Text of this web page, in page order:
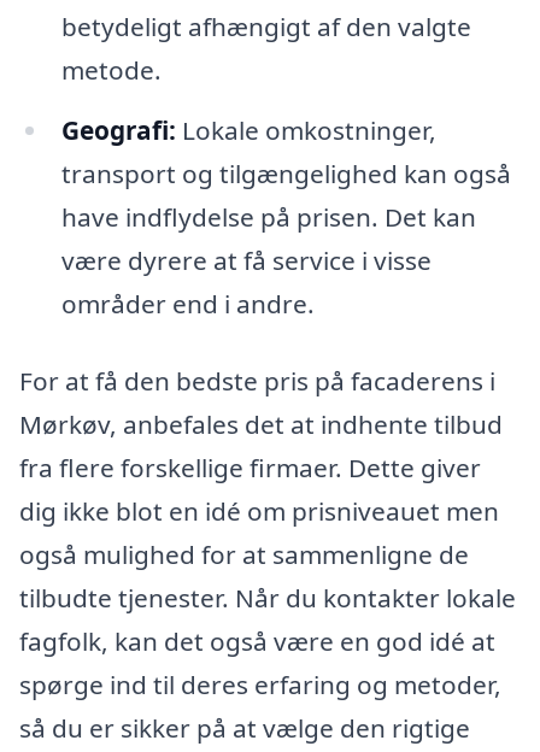
betydeligt afhængigt af den valgte
metode.
Geografi: Lokale omkostninger,
transport og tilgængelighed kan også
have indflydelse på prisen. Det kan
være dyrere at få service i visse
områder end i andre.
For at få den bedste pris på facaderens i
Mørkøv, anbefales det at indhente tilbud
fra flere forskellige firmaer. Dette giver
dig ikke blot en idé om prisniveauet men
også mulighed for at sammenligne de
tilbudte tjenester. Når du kontakter lokale
fagfolk, kan det også være en god idé at
spørge ind til deres erfaring og metoder,
så du er sikker på at vælge den rigtige